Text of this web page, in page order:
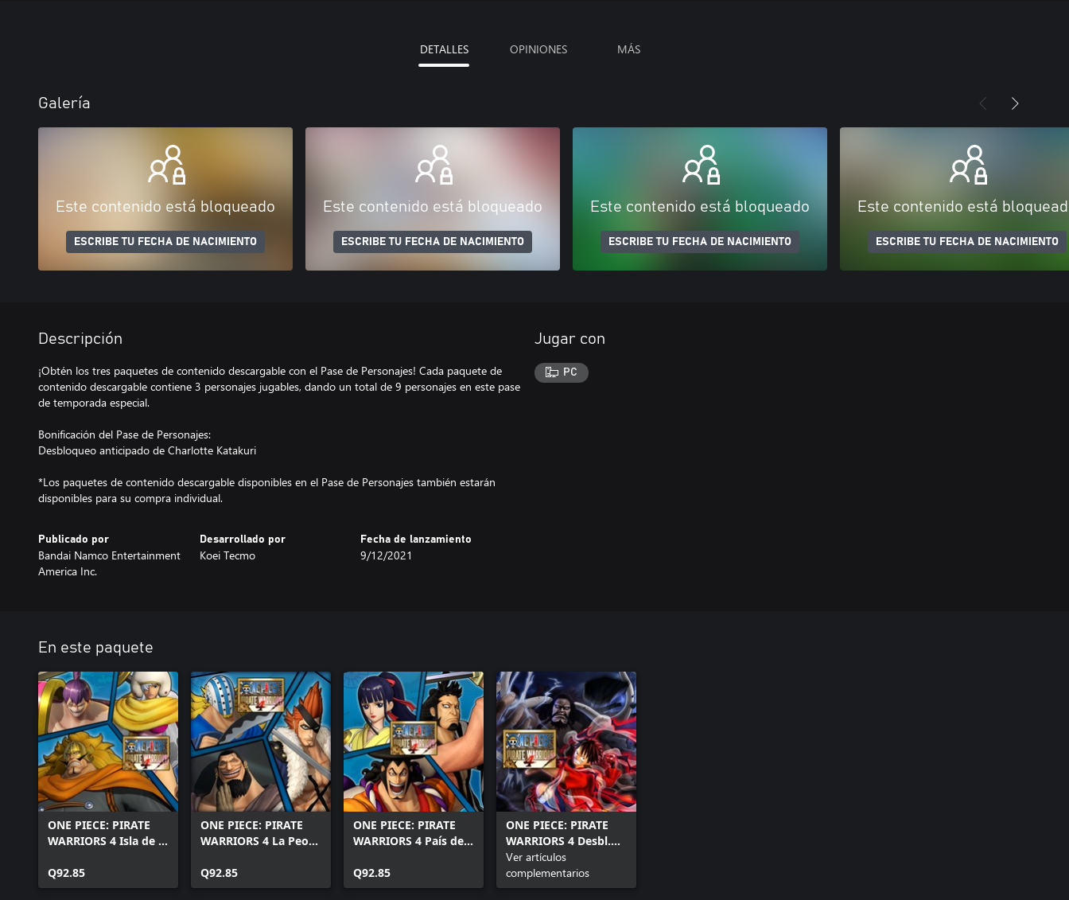
DETALLES OPINIONES MÁS
Galería
Este contenido está bloqueado
ESCRIBE TU FECHA DE NACIMIENTO
Este contenido está bloqueado
ESCRIBE TU FECHA DE NACIMIENTO
Este contenido está bloqueado
ESCRIBE TU FECHA DE NACIMIENTO
Este contenido está
ESCRIBE TU FECHA DE NACIMIENTO
Descripción
¡Obtén los tres paquetes de contenido descargable con el Pase de Personajes! Cada paquete de
contenido descargable contiene 3 personajes jugables, dando un total de 9 personajes en este pase
de temporada especial.
Bonificación del Pase de Personajes:
Desbloqueo anticipado de Charlotte Katakuri
*Los paquetes de contenido descargable disponibles en el Pase de Personajes también estarán
disponibles para su compra individual.
Publicado por
Bandai Namco Entertainment
America Inc.
Desarrollado por
Koei Tecmo
Fecha de lanzamiento
9/12/2021
Jugar con
PC
En este paquete
ONE PIECE: PIRATE
WARRIORS 4 Isla de la
Q92.85
ONE PIECE: PIRATE
WARRIORS 4 La Peor
Q92.85
ONE PIECE: PIRATE
WARRIORS 4 País de
Q92.85
ONE PIECE: PIRATE
WARRIORS 4 Desbl.
antes a Charlotte
Katakuri
Ver artículos
complementarios